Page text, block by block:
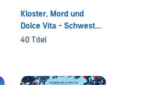
Kloster, Mord und
Dolce Vita - Schwester
Isabella ermittelt
40 Titel